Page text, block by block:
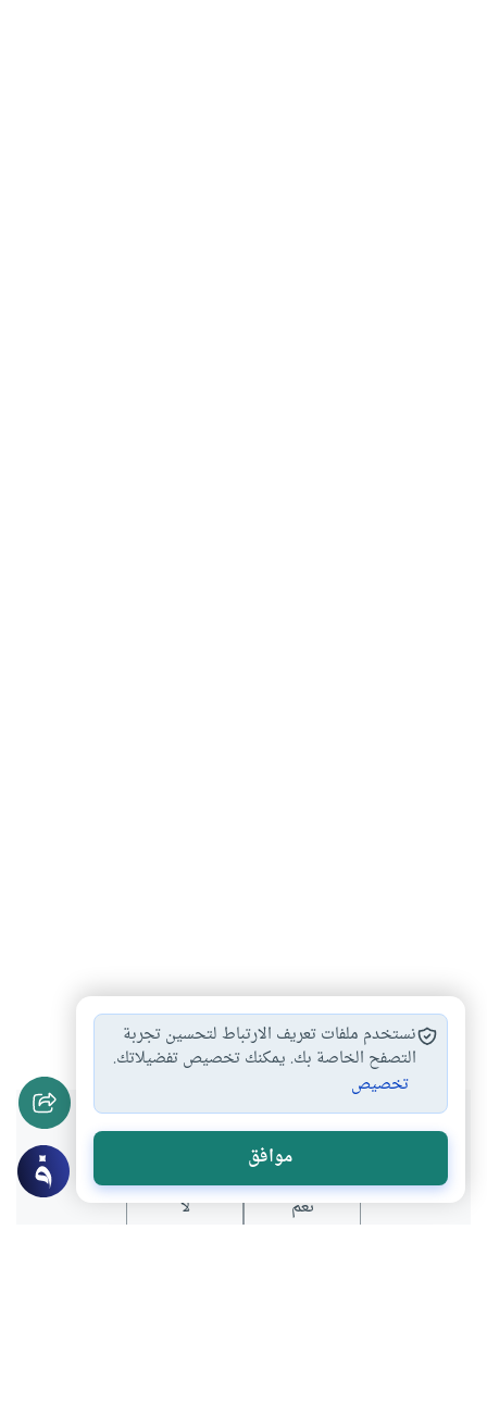
الطفل # حقوق الأطفال #اليوم العالمي للطفولة
هل انتفعت بهذا المحتوى؟
نعم لا
نستخدم ملفات تعريف الارتباط لتحسين تجربة
التصفح الخاصة بك. يمكنك تخصيص تفضيلاتك.
تخصيص
موافق